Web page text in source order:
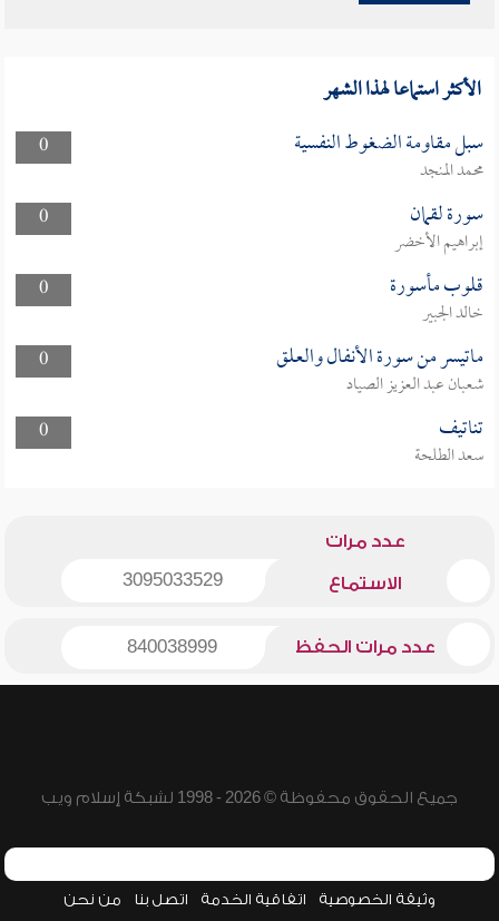
الأكثر استماعا لهذا الشهر
0 سبل مقاومة الضغوط النفسية
محمد المنجد
0
سورة لقمان
إبراهيم الأخضر
0
قلوب مأسورة
خالد الجبير
0
ماتيسر من سورة الأنفال والعلق
شعبان عبد العزيز الصياد
0
تناتيف
سعد الطلحة
عدد مرات
الاستماع 3095033529
عدد مرات الحفظ 840038999
جميع الحقوق محفوظة © 2026 - 1998 لشبكة إسلام ويب
وثيقة الخصوصية اتفاقية الخدمة اتصل بنا من نحن